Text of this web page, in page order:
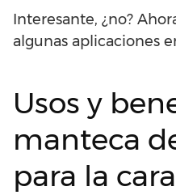
Interesante, ¿no?
algunas aplicaciones
Usos y
manteca
para la